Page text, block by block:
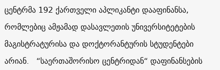
ცენტრმა 192 ქართველი აპლიკანტი დააფინანსა,
რომლებიც ამჟამად დასავლეთის უნივერსიტეტების
მაგისტრატურისა და დოქტორანტურის სტუდენტები
არიან. “საერთაშორისო ცენტრიდან“ დაფინანსების